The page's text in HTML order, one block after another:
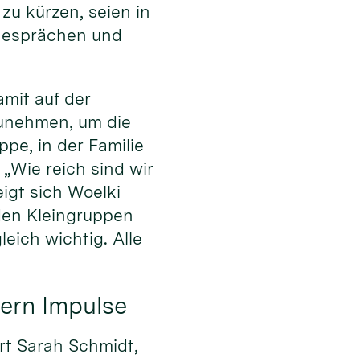
kürzen, seien in
und
auf der
um die
in der Familie
reich sind wir
sich Woelki
Kleingruppen
wichtig. Alle
Impulse
Sarah Schmidt,